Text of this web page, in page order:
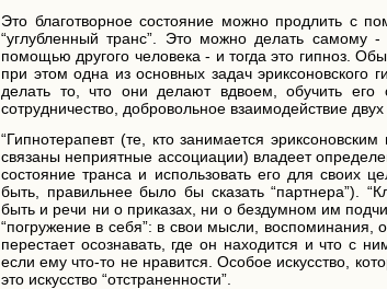
Это благотворное состояние можно продлить с
“углубленный транс”. Это можно делать самому
помощью другого человека - и тогда это гипноз.
при этом одна из основных задач эриксоновского
делать то, что они делают вдвоем, обучить его
сотрудничество, добровольное взаимодействие
“Гипнотерапевт (те, кто занимается
связаны неприятные ассоциации) владеет
состояние транса и использовать его для своих
быть, правильнее было бы сказать “партнера”).
быть и речи ни о приказах, ни о бездумном им
“погружение в себя”: в свои мысли,
перестает осознавать, где он находится и что с
если ему что-то не нравится. Особое искусство,
это искусство “отстраненности”.